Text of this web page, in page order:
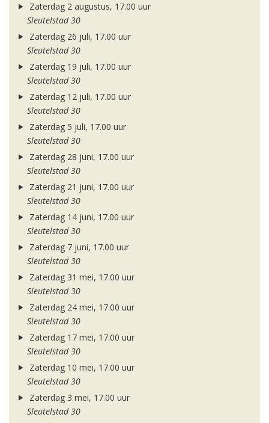
Zaterdag 2 augustus, 17.00 uur
Sleutelstad 30
Zaterdag 26 juli, 17.00 uur
Sleutelstad 30
Zaterdag 19 juli, 17.00 uur
Sleutelstad 30
Zaterdag 12 juli, 17.00 uur
Sleutelstad 30
Zaterdag 5 juli, 17.00 uur
Sleutelstad 30
Zaterdag 28 juni, 17.00 uur
Sleutelstad 30
Zaterdag 21 juni, 17.00 uur
Sleutelstad 30
Zaterdag 14 juni, 17.00 uur
Sleutelstad 30
Zaterdag 7 juni, 17.00 uur
Sleutelstad 30
Zaterdag 31 mei, 17.00 uur
Sleutelstad 30
Zaterdag 24 mei, 17.00 uur
Sleutelstad 30
Zaterdag 17 mei, 17.00 uur
Sleutelstad 30
Zaterdag 10 mei, 17.00 uur
Sleutelstad 30
Zaterdag 3 mei, 17.00 uur
Sleutelstad 30